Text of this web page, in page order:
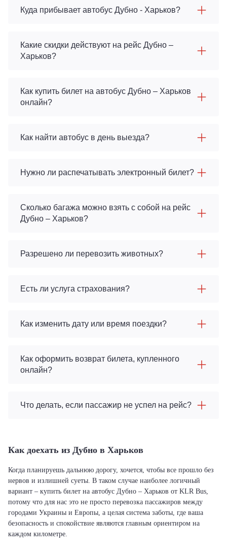
Куда прибывает автобус Дубно - Харьков?
Какие скидки действуют на рейс Дубно –
Харьков?
Как купить билет на автобус Дубно – Харьков
онлайн?
Как найти автобус в день выезда?
Нужно ли распечатывать электронный билет?
Сколько багажа можно взять с собой на рейс
Дубно – Харьков?
Разрешено ли перевозить животных?
Есть ли услуга страхования?
Как изменить дату или время поездки?
Как оформить возврат билета, купленного
онлайн?
Что делать, если пассажир не успел на рейс?
Как доехать из Дубно в Харьков
Когда планируешь дальнюю дорогу, хочется, чтобы все прошло без
нервов и излишней суеты. В таком случае наиболее логичный
вариант – купить билет на автобус Дубно – Харьков от KLR Bus,
потому что для нас это не просто перевозка пассажиров между
городами Украины и Европы, а целая система заботы, где ваша
безопасность и спокойствие являются главным ориентиром на
каждом километре.